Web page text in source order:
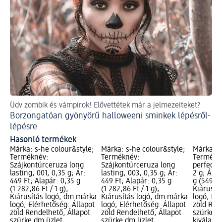
Üdv zombik és vámpírok! Elővettétek már a jelmezeiteket?
Borzongatóan gyönyörű halloweeni sminkek lépésről-
lépésre
Hasonló termékek
Márka: s-he colour&style;
Terméknév:
Szájkontúrceruza long
lasting, 001, 0,35 g; Ár:
449 Ft; Alapár: 0,35 g
(1 282,86 Ft / 1 g);
Kiárusítás logó, dm márka
logó; Elérhetőség: Állapot
zöld Rendelhető, Állapot
Márka: s-he colour&style;
Terméknév:
Szájkontúrceruza long
lasting, 003, 0,35 g; Ár:
449 Ft; Alapár: 0,35 g
(1 282,86 Ft / 1 g);
Kiárusítás logó, dm márka
logó; Elérhetőség: Állapot
zöld Rendelhető, Állapot
Márka:
perfect
2 g; Ár:
g
logó;
zöld
szürke